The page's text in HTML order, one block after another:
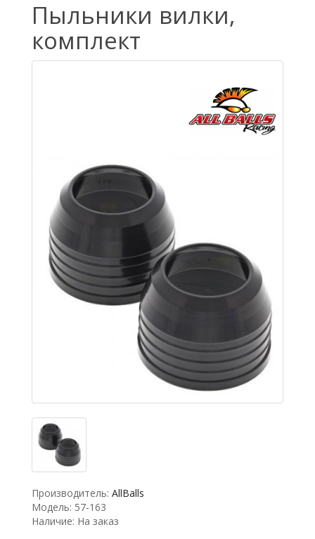
Пыльники вилки,
комплект
Производитель: AllBalls
Модель: 57-163
Наличие: На заказ